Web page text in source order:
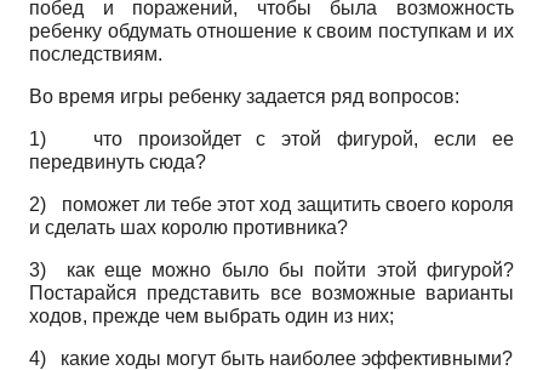
побед и поражений, чтобы была возможность
ребенку обдумать отношение к своим поступкам и их
последствиям.
Во время игры ребенку задается ряд вопросов:
1) что произойдет с этой фигурой, если ее
передвинуть сюда?
2) поможет ли тебе этот ход защитить своего короля
и сделать шах королю противника?
3) как еще можно было бы пойти этой фигурой?
Постарайся представить все возможные варианты
ходов, прежде чем выбрать один из них;
4) какие ходы могут быть наиболее эффективными?